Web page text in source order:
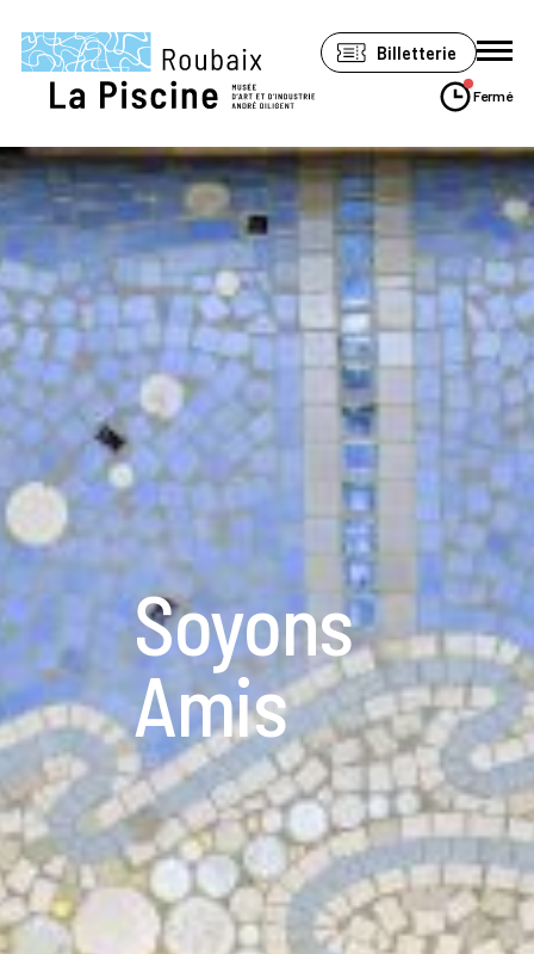
Le musée
Expositions
Visiter
Soutenir
Espace Pro
Accessibilité
Billetterie
Fermé
Soyons
Amis